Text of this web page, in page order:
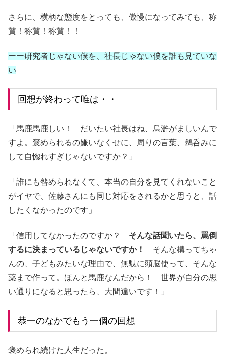
さらに、横柄な態度をとっても、傲慢になってみても、称
賛！称賛！称賛！！
ーー研究者じゃない僕を、社長じゃない僕を誰も見ていな
い
回想が終わって唯は・・
「馬鹿馬鹿しい！ だいたい社長はね、烏滸がましいんで
すよ。褒められるの嫌いなくせに、周りの言葉、鵜呑みに
して自惚れすぎじゃないですか？」
「誰にも咎められなくて、本当の自分を見てくれないこと
がイヤで、佐藤さんにも同じ対応をされるかと思うと、話
したくなかったのです」
「信用してなかったのですか？ そんな話聞いたら、罵倒
するに決まっているじゃないですか！
そんな構ってちゃ
んの、子どもみたいな理由で、無駄に頭脳使って、そんな
薬まで作って。 ほんと馬鹿なんだから！ 世界が自分の思
い通りになると思ったら、大間違いです！
」
恭一のなかでもう一個の回想
褒められ続けた人生だった。